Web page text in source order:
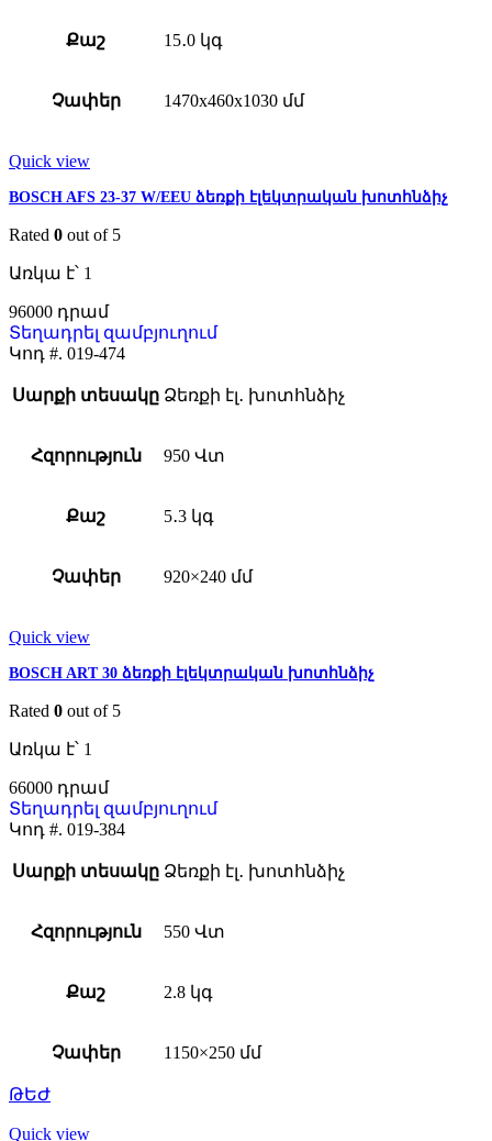
Քաշ 15․0 կգ
Չափեր 1470x460x1030 մմ
Quick view
BOSCH AFS 23-37 W/EEU ձեռքի էլեկտրական խոտհնձիչ
Rated 0 out of 5
Առկա է՝ 1
96000
Տեղադրել զամբյուղում
Կոդ #. 019-474
Սարքի տեսակը Ձեռքի էլ․ խոտհնձիչ
Հզորություն 950 Վտ
Քաշ 5․3 կգ
Չափեր 920×240 մմ
Quick view
BOSCH ART 30 ձեռքի էլեկտրական խոտհնձիչ
Rated 0 out of 5
Առկա է՝ 1
66000
Տեղադրել զամբյուղում
Կոդ #. 019-384
Սարքի տեսակը Ձեռքի էլ․ խոտհնձիչ
Հզորություն 550 Վտ
Քաշ 2.8 կգ
Չափեր 1150×250 մմ
ԹԵԺ
Quick view